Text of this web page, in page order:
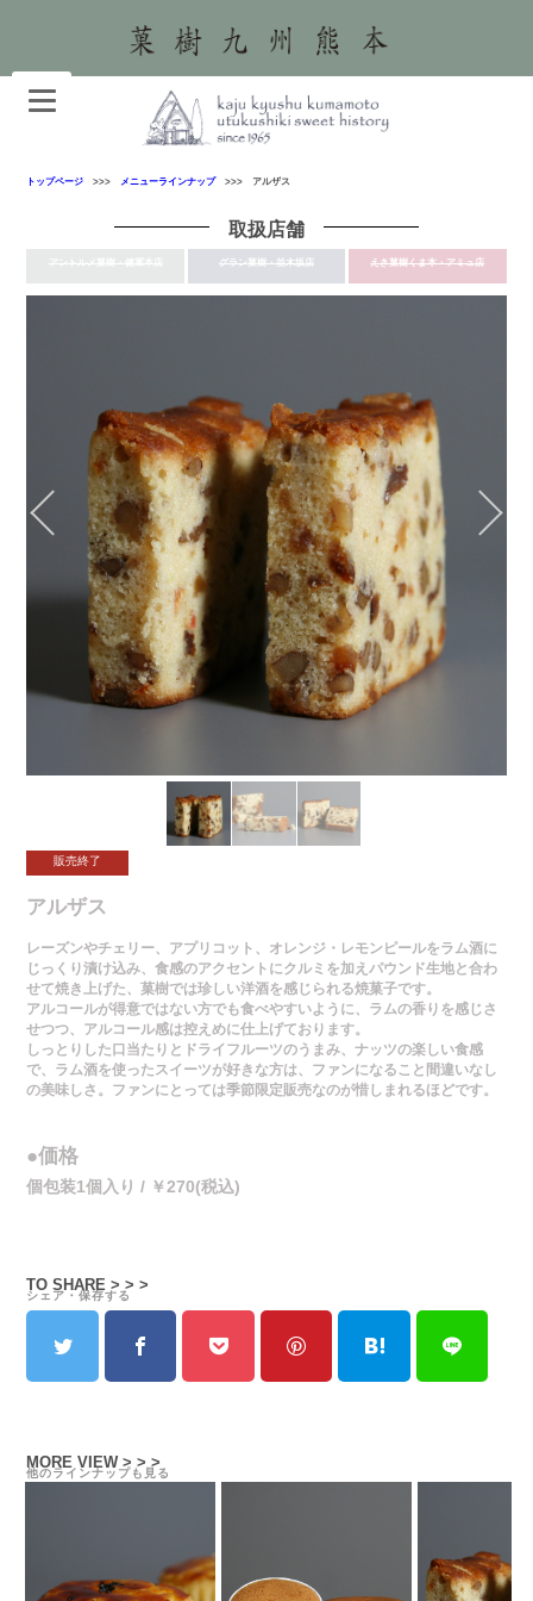
トップページ >>> メニューラインナップ>>> アルザス
取扱店舗
アントルメ菓樹・健軍本店 グラン菓樹・並木坂店 えき菓樹くま本・アミュ店
販売終了
アルザス
レーズンやチェリー、アプリコット、オレンジ・レモンピールをラム酒に
じっくり漬け込み、食感のアクセントにクルミを加えパウンド生地と合わ
せて焼き上げた、菓樹では珍しい洋酒を感じられる焼菓子です。
アルコールが得意ではない方でも食べやすいように、ラムの香りを感じさ
せつつ、アルコール感は控えめに仕上げております。
しっとりした口当たりとドライフルーツのうまみ、ナッツの楽しい食感
で、ラム酒を使ったスイーツが好きな方は、ファンになること間違いなし
の美味しさ。ファンにとっては季節限定販売なのが惜しまれるほどです。
●価格
個包装1個入り / ￥270(税込)
TO SHARE > > >
シェア・保存する
MORE VIEW > > >
他のラインナップも見る